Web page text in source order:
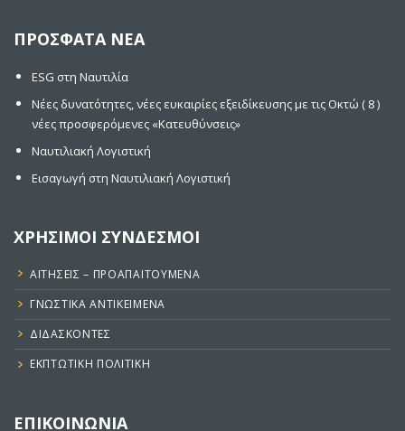
ΠΡΟΣΦΑΤΑ ΝΕΑ
ESG στη Ναυτιλία
Νέες δυνατότητες, νέες ευκαιρίες εξειδίκευσης με τις Οκτώ ( 8 )
νέες προσφερόμενες «Κατευθύνσεις»
Ναυτιλιακή Λογιστική
Εισαγωγή στη Ναυτιλιακή Λογιστική
ΧΡΗΣΙΜΟΙ ΣΥΝΔΕΣΜΟΙ
ΑΙΤΉΣΕΙΣ – ΠΡΟΑΠΑΙΤΟΎΜΕΝΑ
ΓΝΩΣΤΙΚΑ ΑΝΤΙΚΕΙΜΕΝΑ
ΔΙΔΆΣΚΟΝΤΕΣ
ΕΚΠΤΩΤΙΚΉ ΠΟΛΙΤΙΚΉ
ΕΠΙΚΟΙΝΩΝΙΑ